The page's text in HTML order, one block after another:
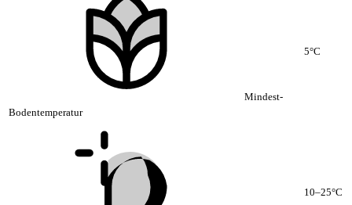
Mindest-
Bodentemperatur
5°C
10–25°C